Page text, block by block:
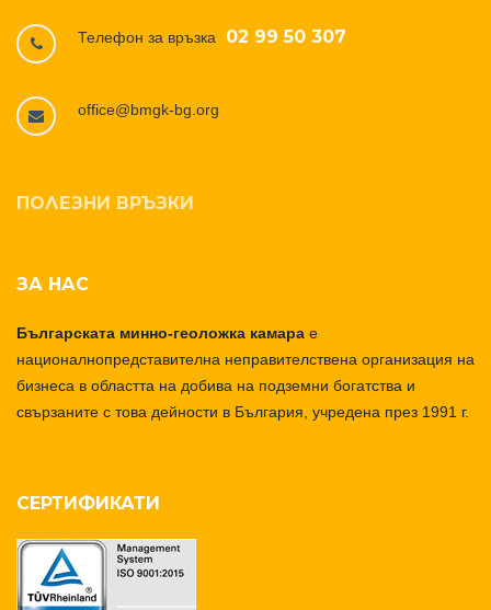
Телефон за връзка 02 99 50 307
office@bmgk-bg.org
ПОЛЕЗНИ ВРЪЗКИ
ЗА НАС
Българската минно-геоложка камара е
националнопредставителна неправителствена организация на
бизнеса в областта на добива на подземни богатства и
свързаните с това дейности в България, учредена през 1991 г.
СЕРТИФИКАТИ